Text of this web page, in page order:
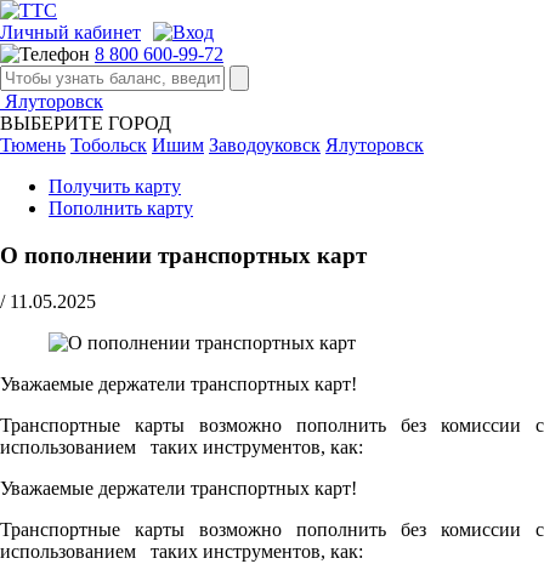
Личный кабинет
8 800 600-99-72
Ялуторовск
ВЫБЕРИТЕ ГОРОД
Тюмень Тобольск Ишим Заводоуковск Ялуторовск
Получить карту
Пополнить карту
О пополнении транспортных карт
/ 11.05.2025
Уважаемые держатели транспортных карт!
Транспортные карты возможно пополнить без комиссии с
использованием таких инструментов, как:
Уважаемые держатели транспортных карт!
Транспортные карты возможно пополнить без комиссии с
использованием таких инструментов, как: